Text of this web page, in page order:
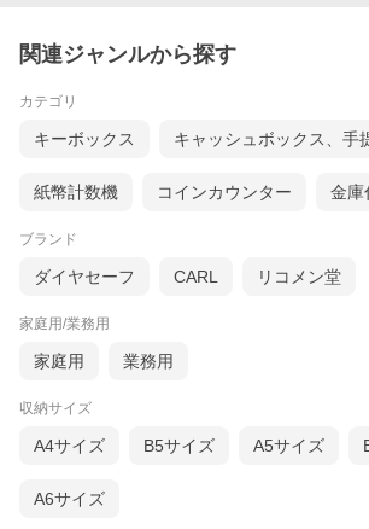
関連ジャンルから探す
カテゴリ
キーボックス キャッシュボックス、手
紙幣計数機 コインカウンター 金庫
ブランド
ダイヤセーフ CARL リコメン堂
家庭用/業務用
家庭用 業務用
収納サイズ
A4サイズ B5サイズ A5サイズ
A6サイズ